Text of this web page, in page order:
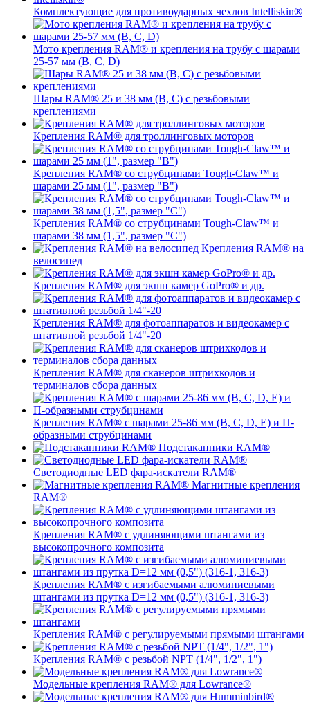
Комплектующие для противоударных чехлов Intelliskin®
Мото крепления RAM® и крепления на трубу с шарами
25-57 мм (B, C, D)
Шары RAM® 25 и 38 мм (B, C) с резьбовыми
креплениями
Крепления RAM® для троллинговых моторов
Крепления RAM® со струбцинами Tough-Claw™ и
шарами 25 мм (1", размер "B")
Крепления RAM® со струбцинами Tough-Claw™ и
шарами 38 мм (1,5", размер "C")
Крепления RAM® на
велосипед
Крепления RAM® для экшн камер GoPro® и др.
Крепления RAM® для фотоаппаратов и видеокамер с
штативной резьбой 1/4"-20
Крепления RAM® для сканеров штрихкодов и
терминалов сбора данных
Крепления RAM® с шарами 25-86 мм (B, C, D, E) и П-
образными струбцинами
Подстаканники RAM®
Светодиодные LED фара-искатели RAM®
Магнитные крепления
RAM®
Крепления RAM® с удлиняющими штангами из
высокопрочного композита
Крепления RAM® с изгибаемыми алюминиевыми
штангами из прутка D=12 мм (0,5") (316-1, 316-3)
Крепления RAM® c регулируемыми прямыми штангами
Крепления RAM® с резьбой NPT (1/4", 1/2", 1")
Модельные крепления RAM® для Lowrance®